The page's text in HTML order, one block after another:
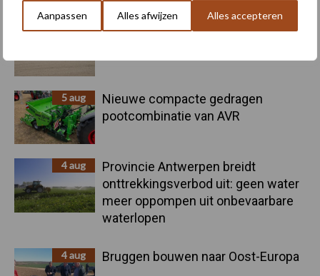
Aanpassen Alles afwijzen Alles accepteren
Sidebar
6 aug
"Hoge verwachtingen van schijven
5 aug
Nieuwe compacte gedragen
pootcombinatie van AVR
4 aug
Provincie Antwerpen breidt
onttrekkingsverbod uit: geen water
meer oppompen uit onbevaarbare
waterlopen
4 aug Bruggen bouwen naar Oost-Europa